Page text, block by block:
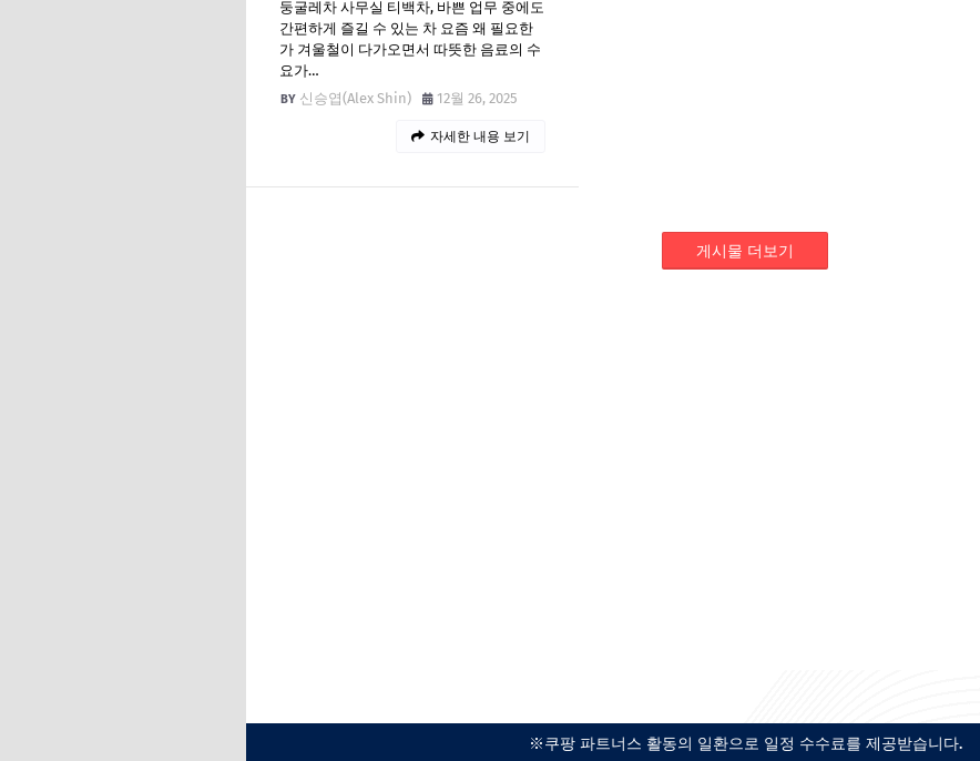
둥굴레차 사무실 티백차, 바쁜 업무 중에도
간편하게 즐길 수 있는 차 요즘 왜 필요한
가 겨울철이 다가오면서 따뜻한 음료의 수
요가…
신승엽(Alex Shin)
12월 26, 2025
자세한 내용 보기
게시물 더보기
※쿠팡 파트너스 활동의 일환으로 일정 수수료를 제공받습니다.